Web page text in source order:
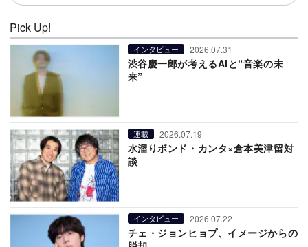
Pick Up!
インタビュー 2026.07.31
渋谷慶一郎が考えるAIと“音楽の未
来”
連載 2026.07.19
水溜りボンド・カンタ×倉本美津留対
談
インタビュー 2026.07.22
チェ・ジョンヒョプ、イメージからの